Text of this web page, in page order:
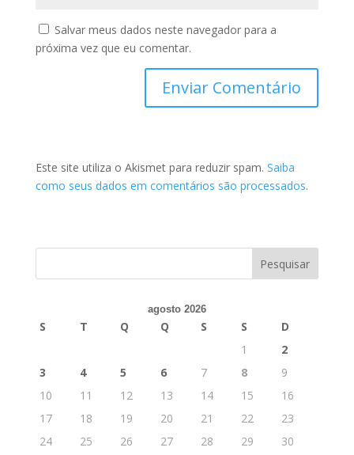
Salvar meus dados neste navegador para a
próxima vez que eu comentar.
Este site utiliza o Akismet para reduzir spam. Saiba
como seus dados em comentários são processados.
agosto 2026
S T Q Q S S
D
1
2
3
4 5 6 7 8
9
10
11 12 13 14 15
16
17
18 19 20 21 22
23
24
25 26 27 28 29
30